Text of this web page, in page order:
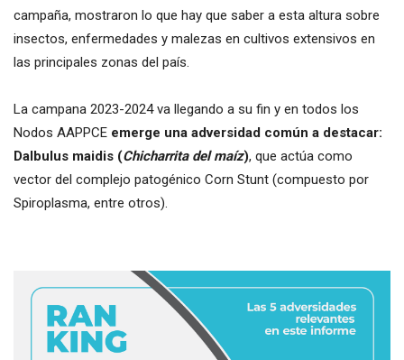
campaña, mostraron lo que hay que saber a esta altura sobre
insectos, enfermedades y malezas en cultivos extensivos en
las principales zonas del país.
La campana 2023-2024 va llegando a su fin y en todos los
Nodos AAPPCE emerge una adversidad común a destacar:
Dalbulus maidis (Chicharrita del maíz), que actúa como
vector del complejo patogénico Corn Stunt (compuesto por
Spiroplasma, entre otros).